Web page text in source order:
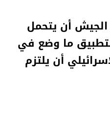
أن يتحمل
ما وضع في
أن يلتزم